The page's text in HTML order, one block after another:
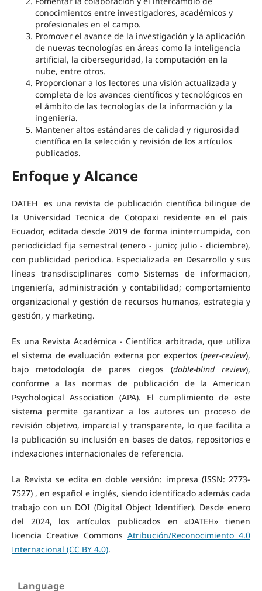
conocimientos entre investigadores, académicos y
profesionales en el campo.
Promover el avance de la investigación y la aplicación
de nuevas tecnologías en áreas como la inteligencia
artificial, la ciberseguridad, la computación en la
nube, entre otros.
Proporcionar a los lectores una visión actualizada y
completa de los avances científicos y tecnológicos en
el ámbito de las tecnologías de la información y la
ingeniería.
Mantener altos estándares de calidad y rigurosidad
científica en la selección y revisión de los artículos
publicados.
Enfoque y Alcance
DATEH es una revista de publicación científica bilingüe de
la Universidad Tecnica de Cotopaxi residente en el pais
Ecuador, editada desde 2019 de forma ininterrumpida, con
periodicidad fija semestral (enero - junio; julio - diciembre),
con publicidad periodica. Especializada en Desarrollo y sus
líneas transdisciplinares como Sistemas de informacion,
Ingeniería, administración y contabilidad; comportamiento
organizacional y gestión de recursos humanos, estrategia y
gestión, y marketing.
Es una Revista Académica - Científica arbitrada, que utiliza
el sistema de evaluación externa por expertos (peer-review),
bajo metodología de pares ciegos (doble-blind review),
conforme a las normas de publicación de la American
Psychological Association (APA). El cumplimiento de este
sistema permite garantizar a los autores un proceso de
revisión objetivo, imparcial y transparente, lo que facilita a
la publicación su inclusión en bases de datos, repositorios e
indexaciones internacionales de referencia.
La Revista se edita en doble versión: impresa (ISSN: 2773-
7527) , en español e inglés, siendo identificado además cada
trabajo con un DOI (Digital Object Identifier). Desde enero
del 2024, los artículos publicados en «DATEH» tienen
licencia Creative Commons Atribución/Reconocimiento 4.0
Internacional (CC BY 4.0).
Language